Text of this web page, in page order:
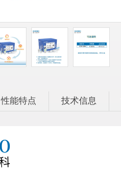
性能特点 技术信息